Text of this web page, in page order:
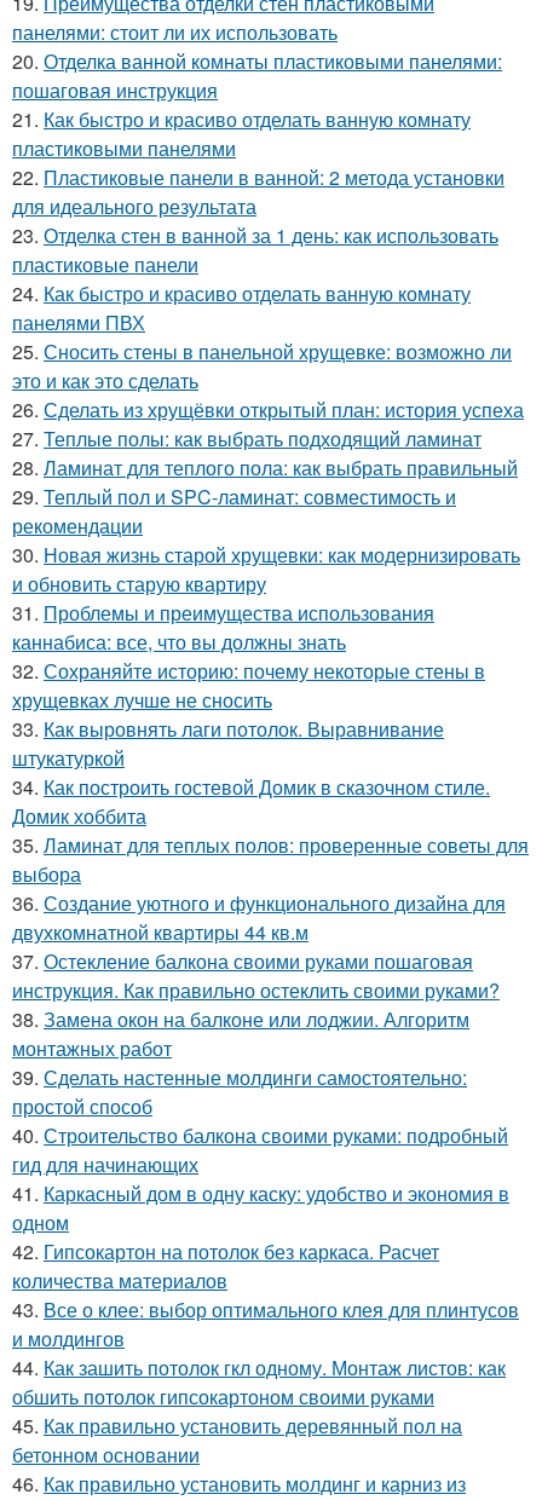
панелями: стоит ли их использовать
20. Отделка ванной комнаты пластиковыми панелями:
пошаговая инструкция
21. Как быстро и красиво отделать ванную комнату
пластиковыми панелями
22. Пластиковые панели в ванной: 2 метода установки
для идеального результата
23. Отделка стен в ванной за 1 день: как использовать
пластиковые панели
24. Как быстро и красиво отделать ванную комнату
панелями ПВХ
25. Сносить стены в панельной хрущевке: возможно ли
это и как это сделать
26. Сделать из хрущёвки открытый план: история успеха
27. Теплые полы: как выбрать подходящий ламинат
28. Ламинат для теплого пола: как выбрать правильный
29. Теплый пол и SPC-ламинат: совместимость и
рекомендации
30. Новая жизнь старой хрущевки: как модернизировать
и обновить старую квартиру
31. Проблемы и преимущества использования
каннабиса: все, что вы должны знать
32. Сохраняйте историю: почему некоторые стены в
хрущевках лучше не сносить
33. Как выровнять лаги потолок. Выравнивание
штукатуркой
34. Как построить гостевой Домик в сказочном стиле.
Домик хоббита
35. Ламинат для теплых полов: проверенные советы для
выбора
36. Создание уютного и функционального дизайна для
двухкомнатной квартиры 44 кв.м
37. Остекление балкона своими руками пошаговая
инструкция. Как правильно остеклить своими руками?
38. Замена окон на балконе или лоджии. Алгоритм
монтажных работ
39. Сделать настенные молдинги самостоятельно:
простой способ
40. Строительство балкона своими руками: подробный
гид для начинающих
41. Каркасный дом в одну каску: удобство и экономия в
одном
42. Гипсокартон на потолок без каркаса. Расчет
количества материалов
43. Все о клее: выбор оптимального клея для плинтусов
и молдингов
44. Как зашить потолок гкл одному. Монтаж листов: как
обшить потолок гипсокартоном своими руками
45. Как правильно установить деревянный пол на
бетонном основании
46. Как правильно установить молдинг и карниз из